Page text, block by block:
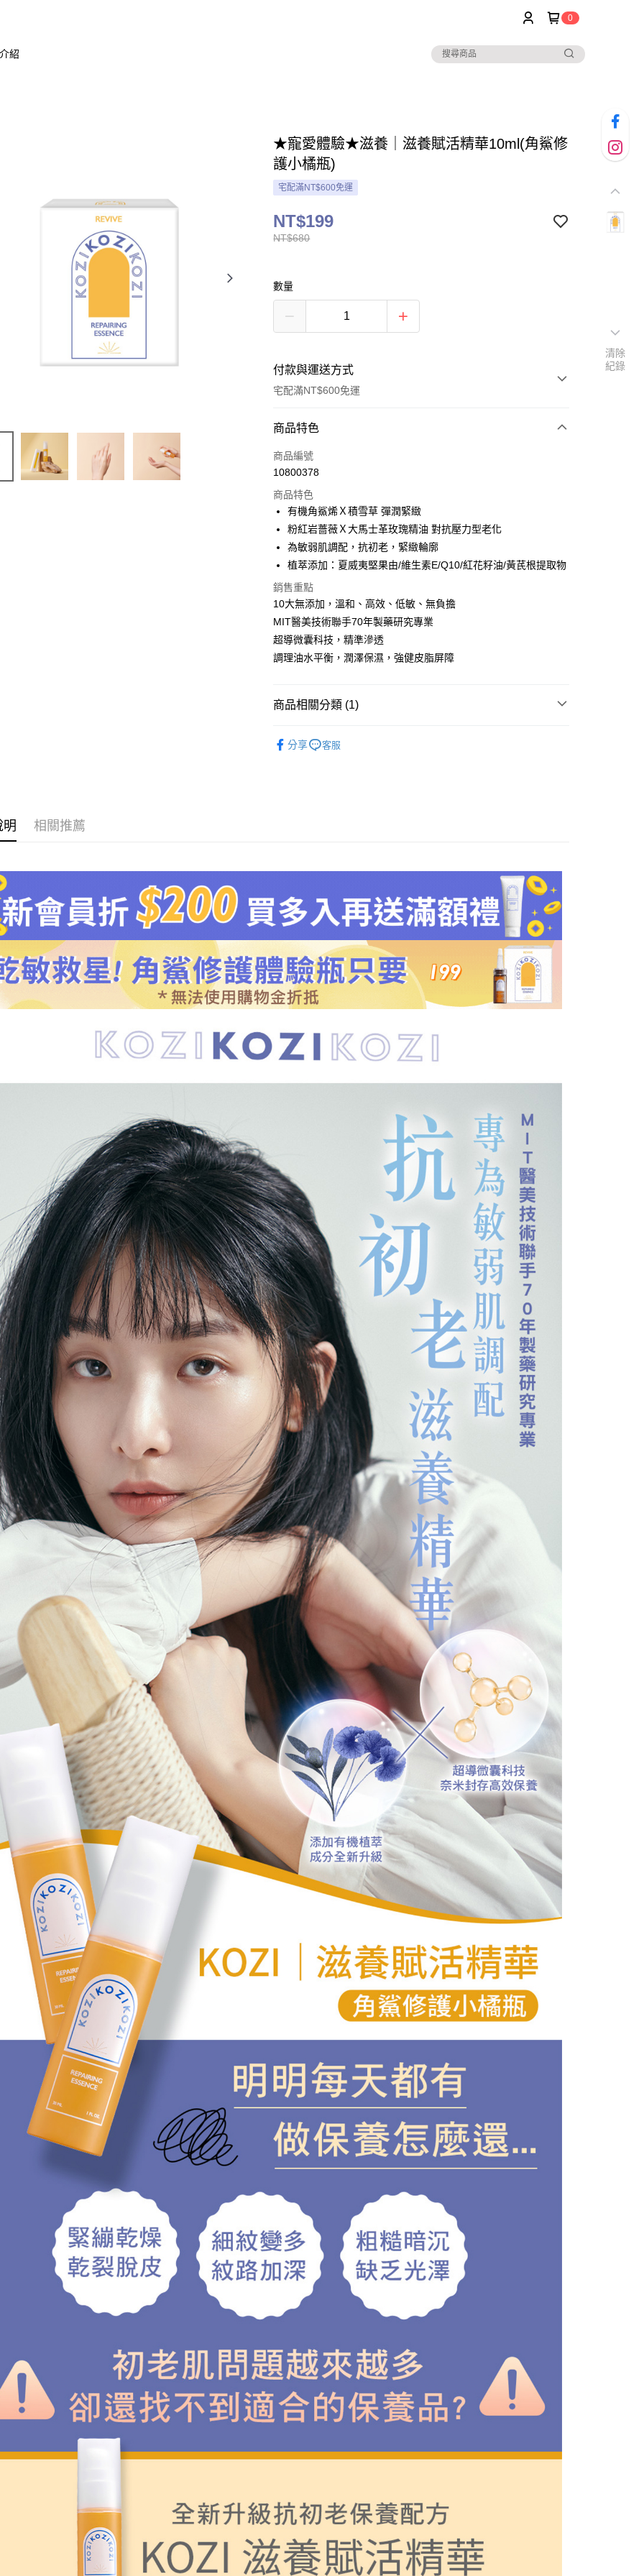
0
紹
★寵愛體驗★滋養｜滋養賦活精華10ml(角鯊修
護小橘瓶)
宅配滿NT$600免運
NT$680
NT$199
數量
付款與運送方式
宅配滿NT$600免運
付款方式
信用卡一次付款
Apple Pay
街口支付
悠遊付
AFTEE先享後付
相關說明
【關於「AFTEE先享後付」】
AFTEE先享後付是「在收到商品之後才付款」的支付方式。 讓您購物簡單
便利好安心！
１．簡單：不需註冊會員、不需綁卡、不需儲值。
【「AFTEE先享後付」結帳流程】
２．訂單成立數日內，您將收到繳費通知簡訊。
１．透過由恩沛科技股份有限公司提供之「AFTEE先享後付」服務完成之
交易，需依本服務之必要範圍內提供個人資料，並將交易相關給付款項請
求債權轉讓予恩沛科技股份有限公司。
２．關於個人資料處理事宜，請瀏覽以下網址：
https://aftee.tw/terms/#terms3
３．未成年的使用者請事先徵得法定代理人或監護人之同意方可使用
「AFTEE先享後付」，若未經同意申辦者引起之損失，本公司不負相關責
任。
４．使用「AFTEE先享後付」時，將依據個別帳號之用戶狀況，依本公司
即時審查核予不同之上限額度；若仍有額度不足之情形，本公司將視審查
５．嚴禁一人註冊多個帳號或使用他人資訊註冊。若發現惡意使用之情
形，恩沛科技股份有限公司將有權停止該用戶之使用額度並採取法律行
動。
運送方式
商品特色
商品編號
10800378
商品特色
有機角鯊烯Ｘ積雪草 彈潤緊緻
粉紅岩薔薇Ｘ大馬士革玫瑰精油 對抗壓力型老化
為敏弱肌調配，抗初老，緊緻輪廓
植萃添加：夏威夷堅果由/維生素E/Q10/紅花籽油/黃芪根提取物
銷售重點
10大無添加，溫和、高效、低敏、無負擔
MIT醫美技術聯手70年製藥研究專業
超導微囊科技，精準滲透
調理油水平衡，潤澤保濕，強健皮脂屏障
商品相關分類 (1)
分享
客服
明 相關推薦
清除
紀錄